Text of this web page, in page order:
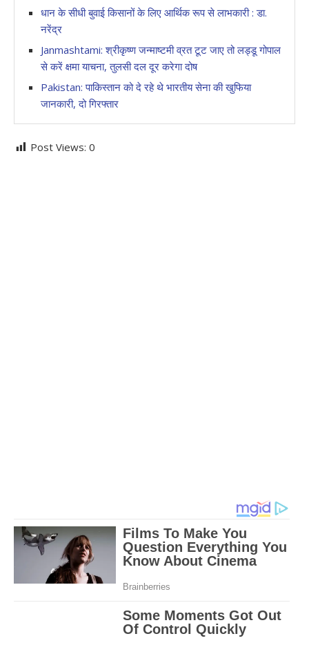
धान के सीधी बुवाई किसानों के लिए आर्थिक रूप से लाभकारी : डा.
नरेंद्र
Janmashtami: श्रीकृष्ण जन्माष्टमी व्रत टूट जाए तो लड्डू गोपाल
से करें क्षमा याचना, तुलसी दल दूर करेगा दोष
Pakistan: पाकिस्तान को दे रहे थे भारतीय सेना की खुफिया
जानकारी, दो गिरफ्तार
Post Views: 0